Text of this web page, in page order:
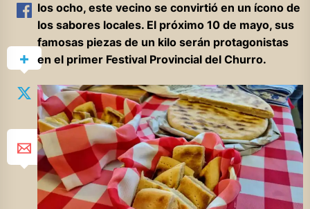
los ocho, este vecino se convirtió en un ícono de
los sabores locales. El próximo 10 de mayo, sus
famosas piezas de un kilo serán protagonistas
en el primer Festival Provincial del Churro.